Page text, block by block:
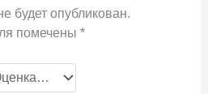
будет опубликован.
помечены *